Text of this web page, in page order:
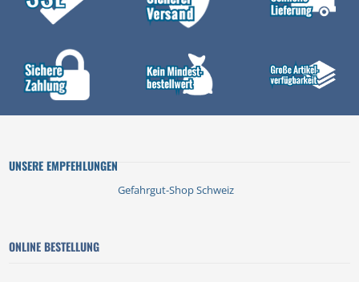
UNSERE EMPFEHLUNGEN
Gefahrgut-Shop Schweiz
ONLINE BESTELLUNG